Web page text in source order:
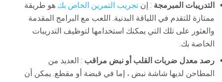
التدريبات المبرمجة : إن تجريب التمرين الخاص بك هو طريقة
ممتازة للتقدم في اللياقة البدنية. اللعب مع البرامج المقدمة
والعثور على تلك التي يمكنك استخدامها لتوظيف التدريبات
الخاصة بك.
رصد معدل ضربات القلب أو نبض مراقب : العديد من
المطاحن لديها شاشة نبض ، إما في قبضة أو مقطع. يمكن أن